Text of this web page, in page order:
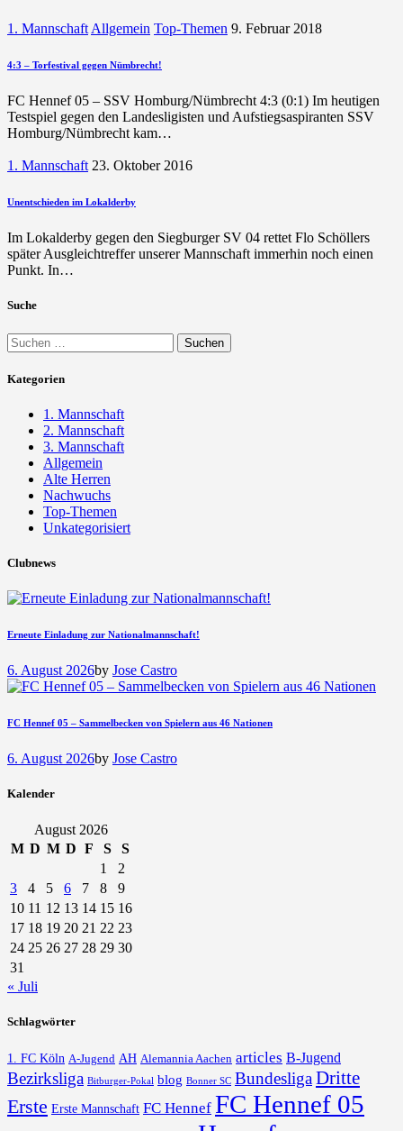
1. MannschaftAllgemein Top-Themen 9. Februar 2018
4:3 – Torfestival gegen Nümbrecht!
FC Hennef 05 – SSV Homburg/Nümbrecht 4:3 (0:1) Im heutigen
Testspiel gegen den Landesligisten und Aufstiegsaspiranten SSV
Homburg/Nümbrecht kam…
1. Mannschaft 23. Oktober 2016
Unentschieden im Lokalderby
Im Lokalderby gegen den Siegburger SV 04 rettet Flo Schöllers
später Ausgleichtreffer unserer Mannschaft immerhin noch einen
Punkt. In…
Suche
Suchen
nach:
Kategorien
1. Mannschaft
2. Mannschaft
3. Mannschaft
Allgemein
Alte Herren
Nachwuchs
Top-Themen
Unkategorisiert
Clubnews
Erneute Einladung zur Nationalmannschaft!
6. August 2026by Jose Castro
FC Hennef 05 – Sammelbecken von Spielern aus 46 Nationen
6. August 2026by Jose Castro
Kalender
August 2026
M D M D F S
S
1
2
3
4 5 6 7 8
9
10 11 12 13 14 15 16
17 18 19 20 21 22 23
24 25 26 27 28 29 30
31
« Juli
Schlagwörter
1. FC Köln A-Jugend AH Alemannia Aachen articles B-Jugend
Bezirksliga Bitburger-Pokal blog Bonner SC Bundesliga Dritte
Erste Erste Mannschaft FC Hennef FC Hennef 05